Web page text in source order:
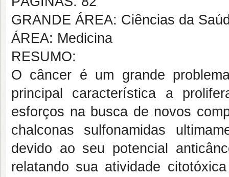
GRANDE ÁREA: Ciências da
ÁREA: Medicina
RESUMO:
O câncer é um grande
principal característica a
esforços na busca de novos
chalconas sulfonamidas
devido ao seu potencial
relatando sua atividade